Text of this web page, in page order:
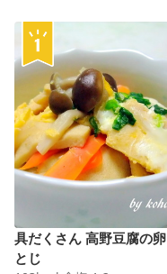
具だくさん 高野豆腐の卵
とじ